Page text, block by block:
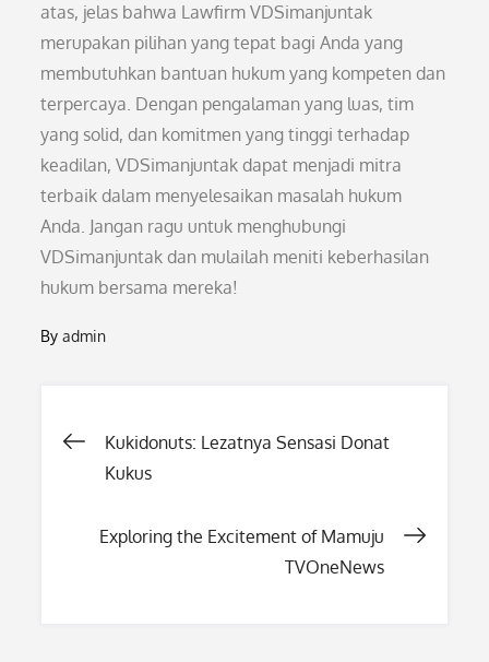
atas, jelas bahwa Lawfirm VDSimanjuntak
merupakan pilihan yang tepat bagi Anda yang
membutuhkan bantuan hukum yang kompeten dan
terpercaya. Dengan pengalaman yang luas, tim
yang solid, dan komitmen yang tinggi terhadap
keadilan, VDSimanjuntak dapat menjadi mitra
terbaik dalam menyelesaikan masalah hukum
Anda. Jangan ragu untuk menghubungi
VDSimanjuntak dan mulailah meniti keberhasilan
hukum bersama mereka!
Byadmin
Post
Kukidonuts: Lezatnya Sensasi Donat
Kukus
Exploring the Excitement of Mamuju
TVOneNews